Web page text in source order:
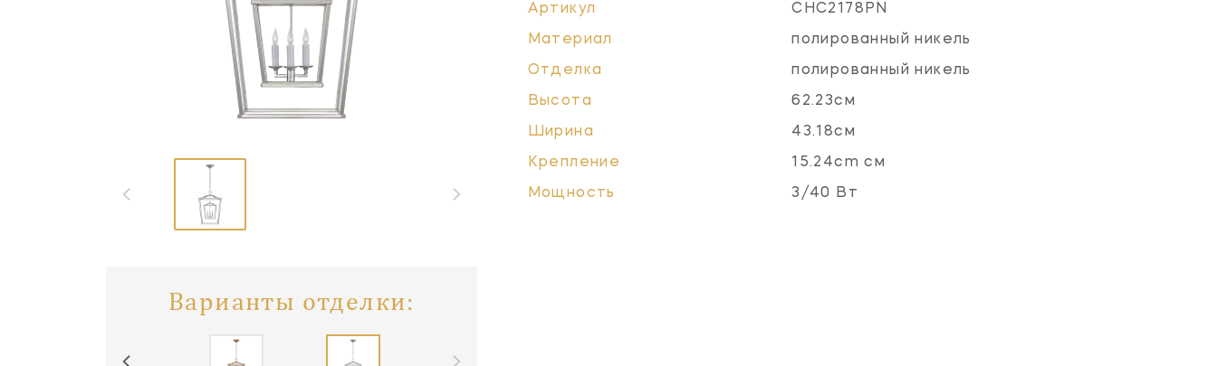
Варианты отделки:
Артикул CHC2178PN
Материал полированный никель
Отделка полированный никель
Высота 62.23см
Ширина 43.18см
Крепление 15.24cm см
Мощность 3/40 Вт